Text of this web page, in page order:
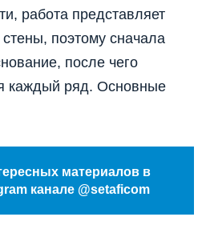
работа представляет
стены, поэтому сначала
после чего
каждый ряд. Основные
материалов в
канале @setaficom